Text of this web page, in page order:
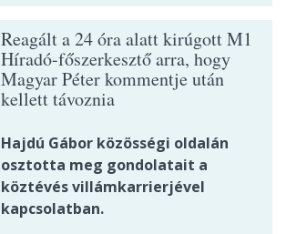
Reagált a 24 óra alatt kirúgott M1
Híradó-főszerkesztő arra, hogy
Magyar Péter kommentje után
kellett távoznia
Hajdú Gábor közösségi oldalán
osztotta meg gondolatait a
köztévés villámkarrierjével
kapcsolatban.